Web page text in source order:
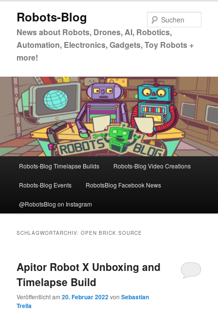
primären
springen
sekundären
springen
Robots-Blog
News about Robots, Drones, AI, Robotics,
Automation, Electronics, Gadgets, Toy Robots +
more!
Robots-Blog Timelapse Builds Robots-Blog Video Creations
Robots-Blog Events RobotsBlog Facebook News
@RobotsBlog on Instagram
SCHLAGWORTARCHIV:OPEN BRICK SOURCE
Apitor Robot X Unboxing and
Timelapse Build
Veröffentlicht am20. Februar 2022vonSebastian
Trella